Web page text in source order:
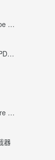
Eightify: AI YouTube Summary with ChatGPT
Web Highlights – PDF & Web Highlighter
New Bing Anywhere (Bing Chat GPT-4)
器